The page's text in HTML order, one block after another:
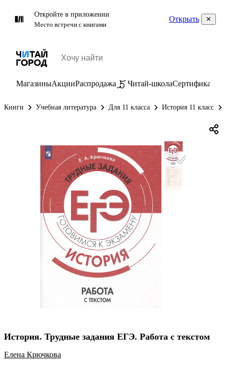
Откройте в приложении
Место встречи с книгами
Открыть
МагазиныАкцииРаспродажа Читай-школаСертификаты
Книги Учебная литература Для 11 класса История 11 класс
История. Трудные задания ЕГЭ. Работа с текстом
Елена Крючкова